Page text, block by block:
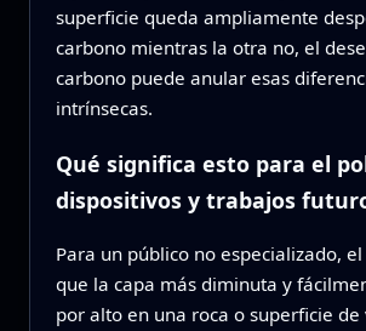
superficie queda ampliamente
carbono mientras la otra no, el
carbono puede anular esas
intrínsecas.
Qué significa esto para el
dispositivos y trabajos
Para un público no especializado,
que la capa más diminuta y
por alto en una roca o superficie